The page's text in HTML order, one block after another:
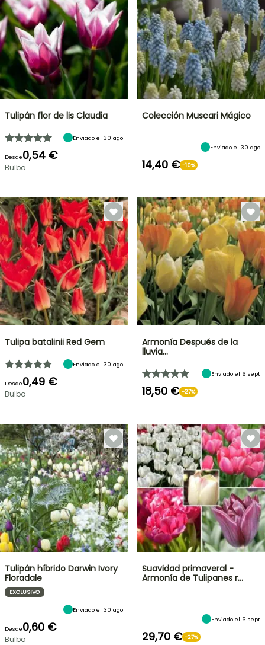
Tulipán flor de lis Claudia
Enviado el 30 ago
Desde0,54 €
Bulbo
Colección Muscari Mágico
Enviado el 30 ago
14,40 € -10%
Tulipa batalinii Red Gem
Enviado el 30 ago
Desde0,49 €
Bulbo
Armonía Después de la
lluvia...
Enviado el 6 sept
18,50 € -27%
Tulipán híbrido Darwin Ivory
Floradale
EXCLUSIVO
Enviado el 30 ago
Desde0,60 €
Bulbo
Suavidad primaveral -
Armonía de Tulipanes r…
Enviado el 6 sept
29,70 € -27%